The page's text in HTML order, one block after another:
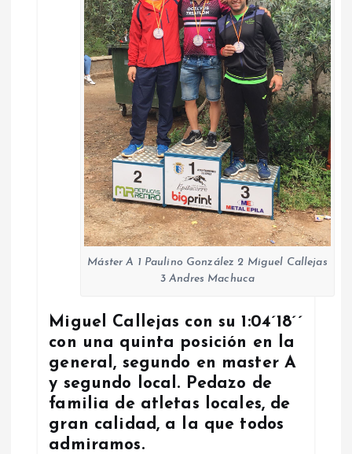
Máster A 1 Paulino González 2 Miguel Callejas
3 Andres Machuca
Miguel Callejas con su 1:04´18´´
con una quinta posición en la
general, segundo en master A
y segundo local. Pedazo de
familia de atletas locales, de
gran calidad, a la que todos
admiramos.